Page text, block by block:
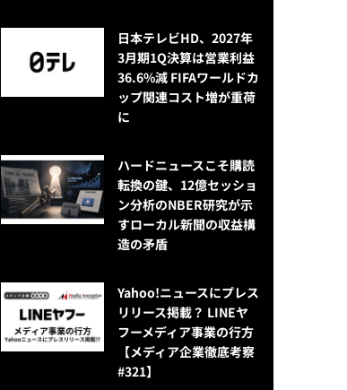
日本テレビHD、2027年
3月期1Q決算は営業利益
36.6%減 FIFAワールドカ
ップ関連コスト増が重荷
に
ハードニュースこそ購読
転換の鍵、12億セッショ
ン分析のNBER研究が示
すローカル新聞の収益構
造の矛盾
Yahoo!ニュースにプレス
リリース掲載？ LINEヤ
フーメディア事業の行方
【メディア企業徹底考察
#321】